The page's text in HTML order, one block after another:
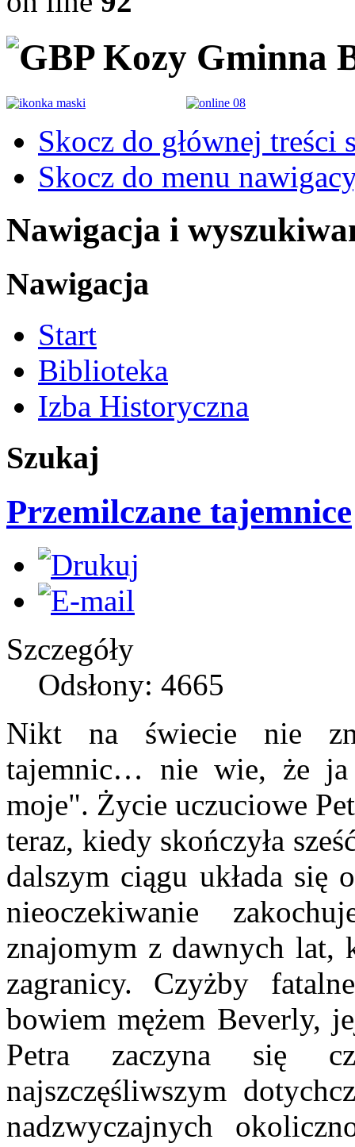
Gminna
Skocz do głównej treści
Skocz do menu
Nawigacja i
Nawigacja
Start
Biblioteka
Izba Historyczna
Szukaj
Przemilczane tajemnice
Szczegóły
Odsłony: 4665
Nikt na świecie nie
tajemnic… nie wie, że ja
moje". Życie uczuciowe
teraz, kiedy skończyła
dalszym ciągu układa się
nieoczekiwanie
znajomym z dawnych lat,
zagranicy. Czyżby
bowiem mężem Beverly,
Petra zaczyna się
najszczęśliwszym
nadzwyczajnych